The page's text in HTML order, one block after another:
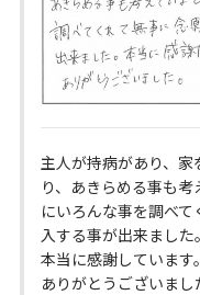
主人が持病があり、
り、あきらめる事も
にいろんな事を調べ
入する事が出来ました。
本当に感謝しています。
ありがとうございまし